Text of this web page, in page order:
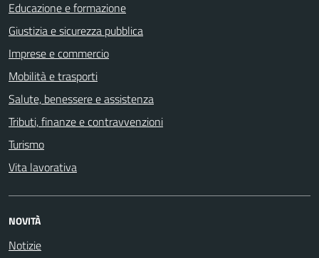
Educazione e formazione
Giustizia e sicurezza pubblica
Imprese e commercio
Mobilità e trasporti
Salute, benessere e assistenza
Tributi, finanze e contravvenzioni
Turismo
Vita lavorativa
NOVITÀ
Notizie